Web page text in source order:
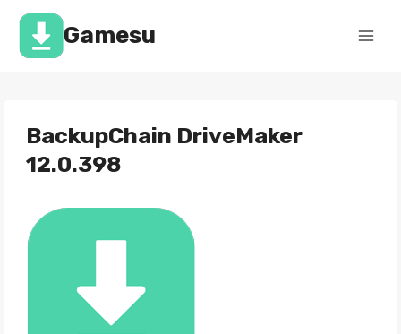
Перейти
содержимомуGamesu
BackupChain DriveMaker
12.0.398